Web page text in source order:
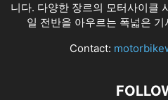
니다. 다양한 장르의 모터사이클
일 전반을 아우르는 폭넓은
Contact: